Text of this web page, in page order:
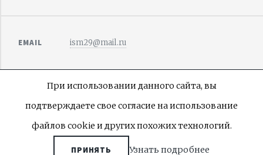
EMAIL ism29@mail.ru
©
ПОЛИТИКА КОНФИДЕНЦИАЛЬНОСТИ
При использовании данного сайта, вы
подтверждаете свое согласие на использование
файлов cookie и других похожих технологий.
ПРИНЯТЬ Узнать подробнее